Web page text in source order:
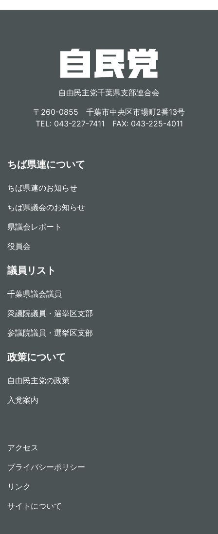
自由民主党千葉県支部連合会
〒260-0855 千葉市中央区市場町2番13号
TEL: 043-227-7411 FAX: 043-225-4011
ちば県連について
ちば県連のお知らせ
ちば県議会のお知らせ
県議会レポート
役員会
議員リスト
千葉県議会議員
衆議院議員・選挙区支部
参議院議員・選挙区支部
政策について
自由民主党の政策
入党案内
アクセス
プライバシーポリシー
リンク
サイトについて